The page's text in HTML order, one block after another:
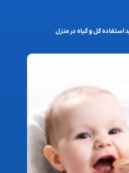
استفاده گل و گیاه در منزل